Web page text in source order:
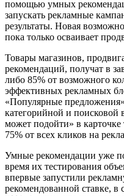
помощью умных
запускать рекламные
результаты. Новая
пока только осваивает
Товары магазинов,
рекомендаций, получат в
либо 85% от возможного
эффективных рекламных
«Популярные
категорийной и поисковой
может подойти» в
75% от всех кликов на
Умные рекомендации уже
время их тестирования
впервые запустили
рекомендованной ставке, в